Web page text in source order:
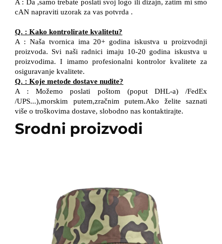
A : Da ,samo trebate poslati svoj logo ili dizajn, zatim mi smo
cAN napraviti uzorak za vas potvrda .
Q. : Kako kontrolirate kvalitetu?
A : Naša tvornica ima 20+ godina iskustva u proizvodnji
proizvoda. Svi naši radnici imaju 10-20 godina iskustva u
proizvodima.I imamo profesionalni kontrolor kvaliteteza
osiguravanje kvalitete.
Q. : Koje metode dostave nudite?
A :Možemo poslati poštom (poput DHL-a)/FedEx
/UPS...),morskim putem,zračnim putem.Ako želite saznati
više o troškovima dostave, slobodno nas kontaktirajte.
Srodni proizvodi